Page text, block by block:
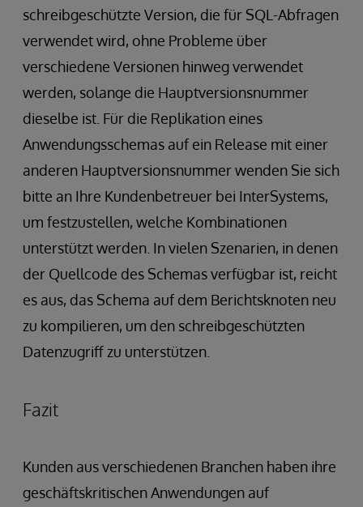
schreibgeschützte Version, die für SQL-Abfragen
verwendet wird, ohne Probleme über
verschiedene Versionen hinweg verwendet
werden, solange die Hauptversionsnummer
dieselbe ist. Für die Replikation eines
Anwendungsschemas auf ein Release mit einer
anderen Hauptversionsnummer wenden Sie sich
bitte an Ihre Kundenbetreuer bei InterSystems,
um festzustellen, welche Kombinationen
unterstützt werden. In vielen Szenarien, in denen
der Quellcode des Schemas verfügbar ist, reicht
es aus, das Schema auf dem Berichtsknoten neu
zu kompilieren, um den schreibgeschützten
Datenzugriff zu unterstützen.
Fazit
Kunden aus verschiedenen Branchen haben ihre
geschäftskritischen Anwendungen auf